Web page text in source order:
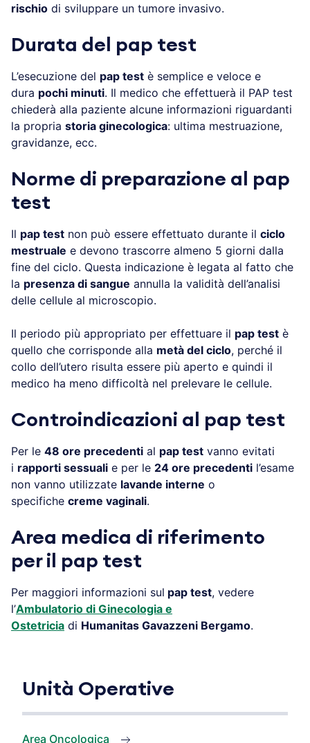
rischio di sviluppare un tumore invasivo.
Durata del pap test
L’esecuzione del pap test è semplice e veloce e
dura pochi minuti. Il medico che effettuerà il PAP test
chiederà alla paziente alcune informazioni riguardanti
la propria storia ginecologica: ultima mestruazione,
gravidanze, ecc.
Norme di preparazione al pap
test
Il pap test non può essere effettuato durante il ciclo
mestruale e devono trascorre almeno 5 giorni dalla
fine del ciclo. Questa indicazione è legata al fatto che
la presenza di sangue annulla la validità dell’analisi
delle cellule al microscopio.
Il periodo più appropriato per effettuare il pap test è
quello che corrisponde alla metà del ciclo, perché il
collo dell’utero risulta essere più aperto e quindi il
medico ha meno difficoltà nel prelevare le cellule.
Controindicazioni al pap test
Per le 48 ore precedenti al pap test vanno evitati
i rapporti sessuali e per le 24 ore precedenti l’esame
non vanno utilizzate lavande interne o
specifiche creme vaginali.
Area medica di riferimento
per il pap test
Per maggiori informazioni sul pap test, vedere
l’Ambulatorio di Ginecologia e
Ostetricia di Humanitas Gavazzeni Bergamo.
Unità Operative
Area Oncologica